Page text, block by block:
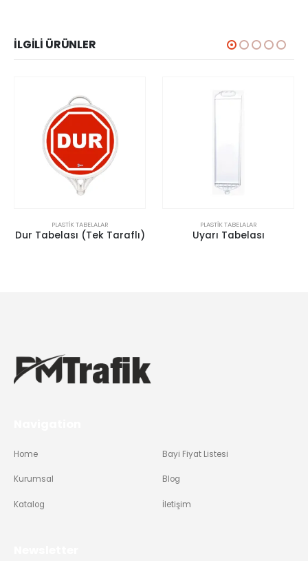
İLGILI ÜRÜNLER
PLASTIK TABELALAR
Dur Tabelası (Tek Taraflı)
PLASTIK TABELALAR
Uyarı Tabelası
Home
Kurumsal
Katalog
Bayi Fiyat Listesi
Blog
İletişim